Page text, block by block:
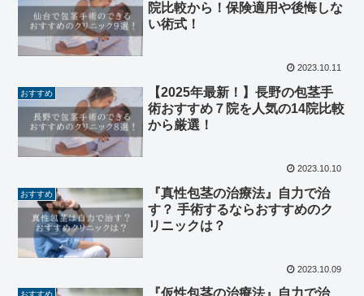
院比較から！保険適用や後悔しな
い術式！
2023.10.11
おすすめ
【2025年最新！】長野の包茎手
術おすすめ７院を人気の14院比較
から厳選！
2023.10.10
おすすめ
『真性包茎の治療法』自力で治
す？ 手術するならおすすめのク
リニックは？
2023.10.09
おすすめ